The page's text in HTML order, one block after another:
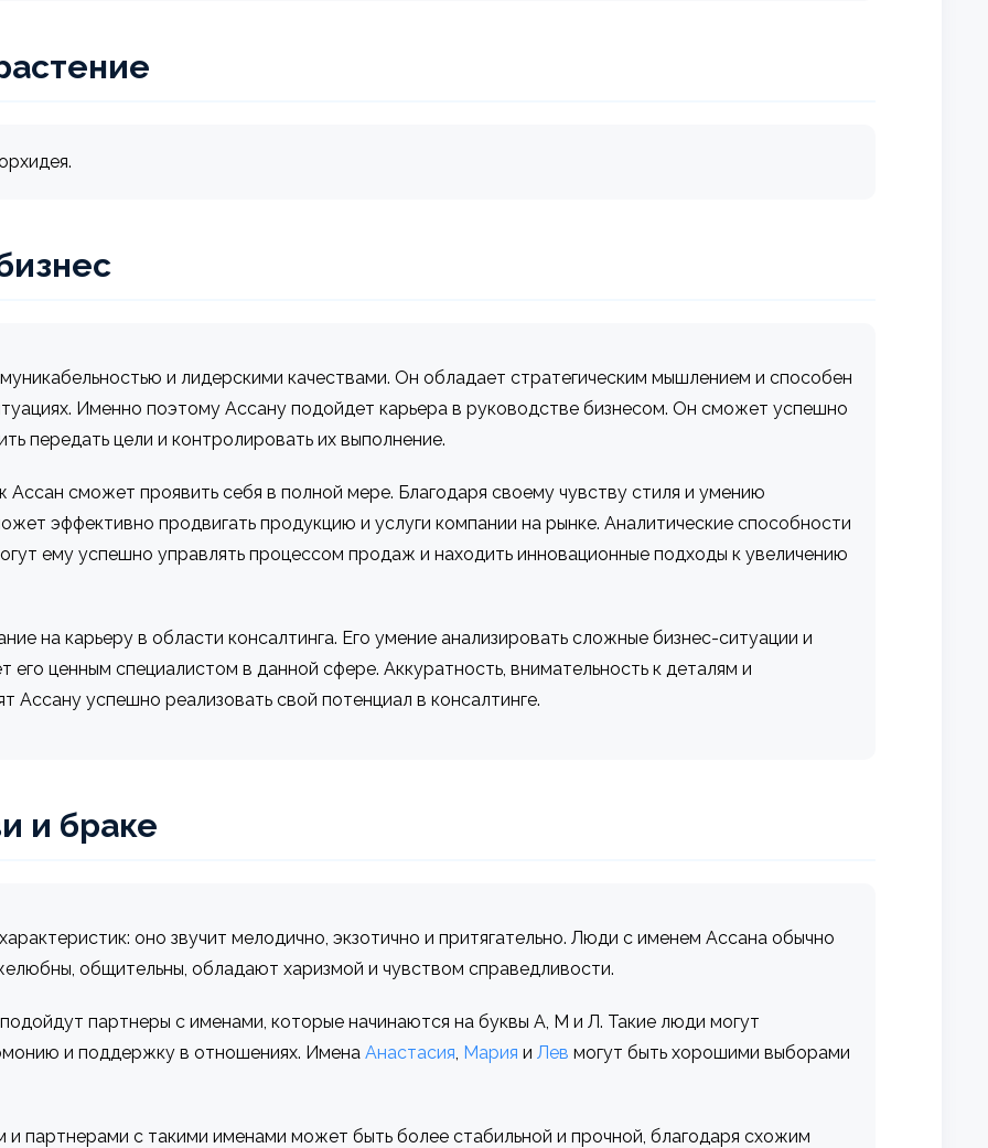
и лидерскими качествами. Он обладает стратегическим мышлением и способен
Именно поэтому Ассану подойдет карьера в руководстве бизнесом. Он сможет успешно
передать цели и контролировать их выполнение.
сможет проявить себя в полной мере. Благодаря своему чувству стиля и умению
эффективно продвигать продукцию и услуги компании на рынке. Аналитические способности
ему успешно управлять процессом продаж и находить инновационные подходы к увеличению
на карьеру в области консалтинга. Его умение анализировать сложные бизнес-ситуации и
его ценным специалистом в данной сфере. Аккуратность, внимательность к деталям и
Ассану успешно реализовать свой потенциал в консалтинге.
и браке
оно звучит мелодично, экзотично и притягательно. Люди с именем Ассана обычно
общительны, обладают харизмой и чувством справедливости.
партнеры с именами, которые начинаются на буквы А, М и Л. Такие люди могут
и поддержку в отношениях. Имена Анастасия, Мария и Лев могут быть хорошими выборами
партнерами с такими именами может быть более стабильной и прочной, благодаря схожим